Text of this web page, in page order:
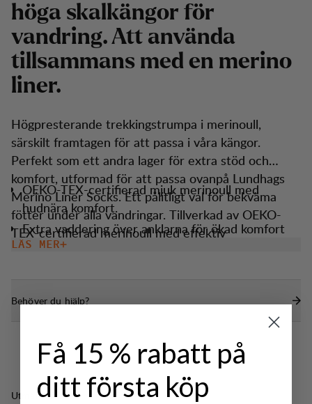
höga skalkängor för
vandring. Att använda
tillsammans med en merino
liner.
Högpresterande trekkingstrumpa i merinoull,
särskilt framtagen för att passa i våra kängor.
Perfekt som ett andra lager för extra stöd och
komfort, utformad för att passa ovanpå Lundhags
Merino Liner Socks. Ett pålitligt val för bekväma
fötter under alla vandringar. Tillverkad av OEKO-
TEX-certifierad merinoull med effektiv
fukttransport som håller fötterna torra. Strumpan
undersidan, ankeln och tårna för förbättrad
hållbarhet. Höjden är anpassad för våra kängor med
mellanhögt skaft men fungerar även utmärkt för
våra kängor med semi-högt skaft. Tillverkade i
Sverige.
OEKO-TEX-certifierad mjuk merinoull med
hudnära komfort.
Extra vaddering över anklarna för ökad komfort
och stöd.
Transporterar effektivt fukt och bibehåller ett bra
Denna socka är speciellt framtagen för att passa
Lundhags höga kängor.
Producerad i Sverige.
LÄS MER
Behöver du hjälp?
Utmärkt för
Få 15 % rabatt på
ditt första köp